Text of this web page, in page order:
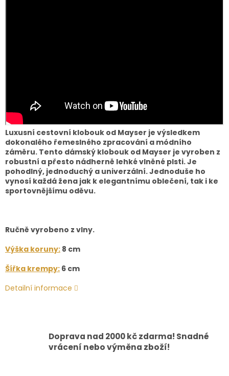
Luxusní cestovní klobouk od Mayser je výsledkem
dokonalého řemeslného zpracování a módního
záměru. Tento dámský klobouk od Mayser je vyroben z
robustní a přesto nádherně lehké vlněné plsti. Je
pohodlný, jednoduchý a univerzální. Jednoduše ho
vynosí každá žena jak k elegantnímu oblečení, tak i ke
sportovnějšímu oděvu.
Ručně vyrobeno z vlny.
Výška koruny: 8 cm
Šířka krempy: 6 cm
Detailní informace
Doprava nad 2000 kč zdarma! Snadné
vrácení nebo výměna zboží!